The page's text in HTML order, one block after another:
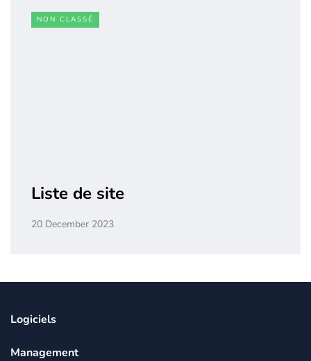
NON CLASSÉ
Liste de site
20 December 2023
Logiciels
Management